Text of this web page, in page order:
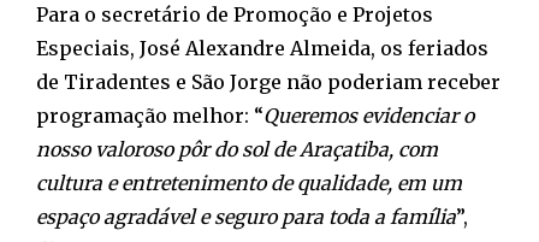
Para o secretário de Promoção e Projetos
Especiais, José Alexandre Almeida, os feriados
de Tiradentes e São Jorge não poderiam receber
programação melhor: “Queremos evidenciar o
nosso valoroso pôr do sol de Araçatiba, com
cultura e entretenimento de qualidade, em um
espaço agradável e seguro para toda a família”,